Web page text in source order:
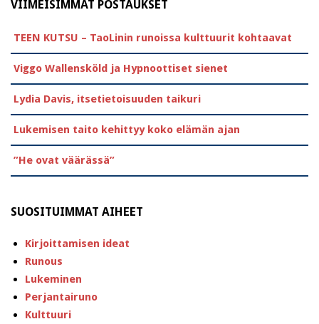
VIIMEISIMMÄT POSTAUKSET
TEEN KUTSU – TaoLinin runoissa kulttuurit kohtaavat
Viggo Wallensköld ja Hypnoottiset sienet
Lydia Davis, itsetietoisuuden taikuri
Lukemisen taito kehittyy koko elämän ajan
”He ovat väärässä”
SUOSITUIMMAT AIHEET
Kirjoittamisen ideat
Runous
Lukeminen
Perjantairuno
Kulttuuri